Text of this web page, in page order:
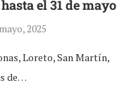
el 31 de mayo
2025
Loreto, San Martín,
de…